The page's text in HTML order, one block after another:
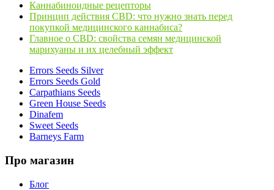
Каннабиноидные рецепторы
Принцип действия CBD: что нужно знать перед
покупкой медицинского каннабиса?
Главное о CBD: свойства семян медицинской
марихуаны и их целебный эффект
Errors Seeds Silver
Errors Seeds Gold
Carpathians Seeds
Green House Seeds
Dinafem
Sweet Seeds
Barneys Farm
Про магазин
Блог